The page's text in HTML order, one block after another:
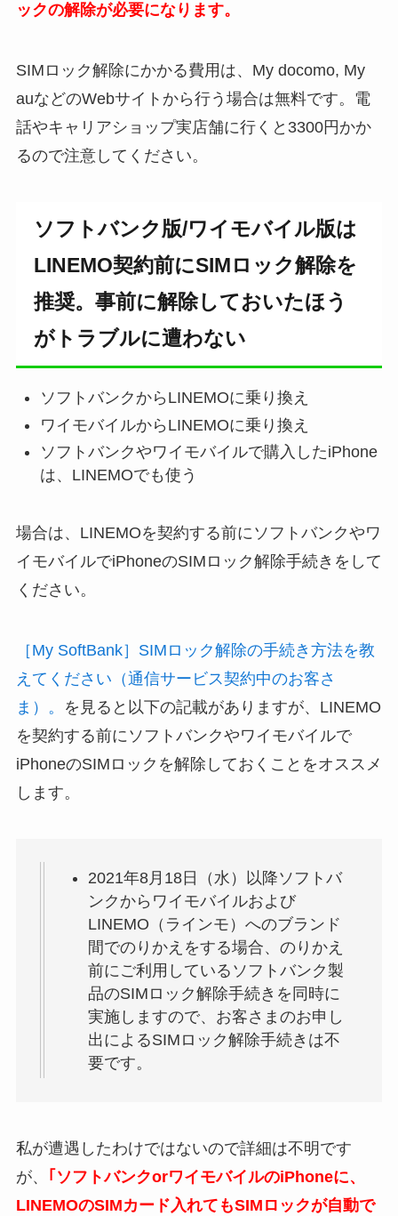
ックの解除が必要になります。
SIMロック解除にかかる費用は、My docomo, My
auなどのWebサイトから行う場合は無料です。電
話やキャリアショップ実店舗に行くと3300円かか
るので注意してください。
ソフトバンク版/ワイモバイル版は
LINEMO契約前にSIMロック解除を
推奨。事前に解除しておいたほう
がトラブルに遭わない
ソフトバンクからLINEMOに乗り換え
ワイモバイルからLINEMOに乗り換え
ソフトバンクやワイモバイルで購入したiPhone
は、LINEMOでも使う
場合は、LINEMOを契約する前にソフトバンクやワ
イモバイルでiPhoneのSIMロック解除手続きをして
ください。
［My SoftBank］SIMロック解除の手続き方法を教
えてください（通信サービス契約中のお客さ
ま）。
を見ると以下の記載がありますが、LINEMO
を契約する前にソフトバンクやワイモバイルで
iPhoneのSIMロックを解除しておくことをオススメ
します。
2021年8月18日（水）以降ソフトバ
ンクからワイモバイルおよび
LINEMO（ラインモ）へのブランド
間でのりかえをする場合、のりかえ
前にご利用しているソフトバンク製
品のSIMロック解除手続きを同時に
実施しますので、お客さまのお申し
出によるSIMロック解除手続きは不
要です。
私が遭遇したわけではないので詳細は不明です
が、
｢ソフトバンクorワイモバイルのiPhoneに、
LINEMOのSIMカード入れてもSIMロックが自動で